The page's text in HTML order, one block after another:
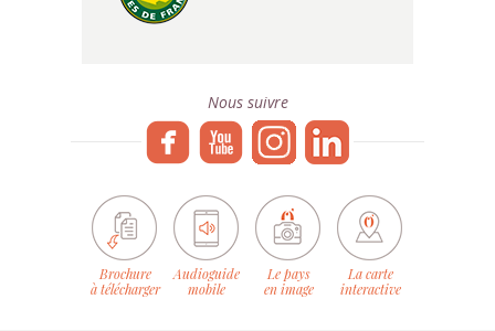
Nous suivre
Brochure
à télécharger
Audioguide
mobile
Le pays
en image
La carte
interactive